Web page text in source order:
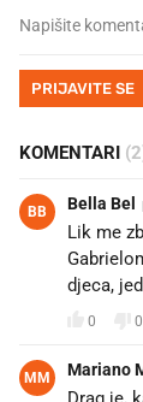
PRIJAVITE SE
KOMENTARI
BB Bella Bel
Lik me
djeca,
0 0
MM Mariano